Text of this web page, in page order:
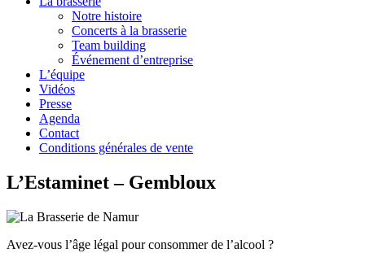
Notre histoire
Concerts à la brasserie
Team building
Événement d’entreprise
L’équipe
Vidéos
Presse
Agenda
Contact
Conditions générales de vente
L’Estaminet – Gembloux
Avez-vous l’âge légal pour consommer de l’alcool ?